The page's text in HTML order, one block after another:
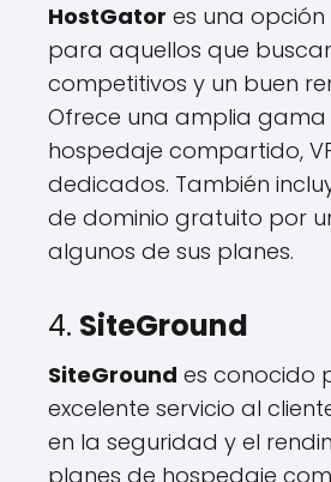
HostGator es una
para aquellos que
competitivos y un buen
Ofrece una amplia
hospedaje compartido,
dedicados. También
de dominio gratuito por
algunos de sus planes.
4. SiteGround
SiteGround es conocido
excelente servicio al
en la seguridad y el
planes de hospedaje